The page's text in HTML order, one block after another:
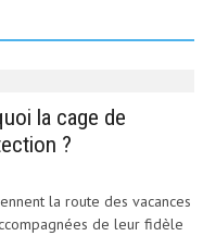
la cage de
?
la route des vacances
de leur fidèle